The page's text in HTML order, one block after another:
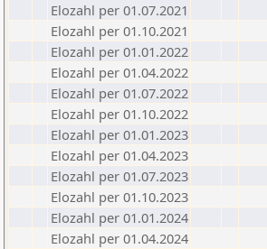
Elozahl per 01.07.2021
Elozahl per 01.10.2021
Elozahl per 01.01.2022
Elozahl per 01.04.2022
Elozahl per 01.07.2022
Elozahl per 01.10.2022
Elozahl per 01.01.2023
Elozahl per 01.04.2023
Elozahl per 01.07.2023
Elozahl per 01.10.2023
Elozahl per 01.01.2024
Elozahl per 01.04.2024